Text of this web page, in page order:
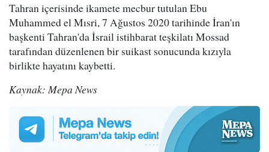
Tahran içerisinde ikamete mecbur tutulan Ebu
Muhammed el Mısri, 7 Ağustos 2020 tarihinde İran'ın
başkenti Tahran'da İsrail istihbarat teşkilatı Mossad
tarafından düzenlenen bir suikast sonucunda kızıyla
birlikte hayatını kaybetti.
Kaynak: Mepa News